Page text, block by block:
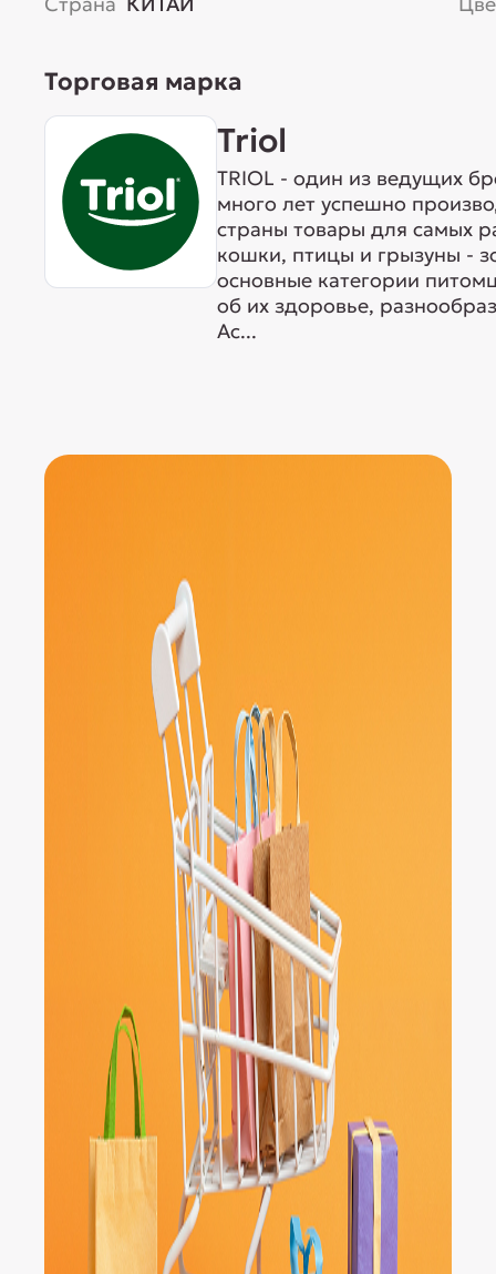
Торговая марка
Triol
TRIOL - один из ведущих
много лет успешно
страны товары для самых
кошки, птицы и грызуны -
основные категории
об их здоровье,
Ас...